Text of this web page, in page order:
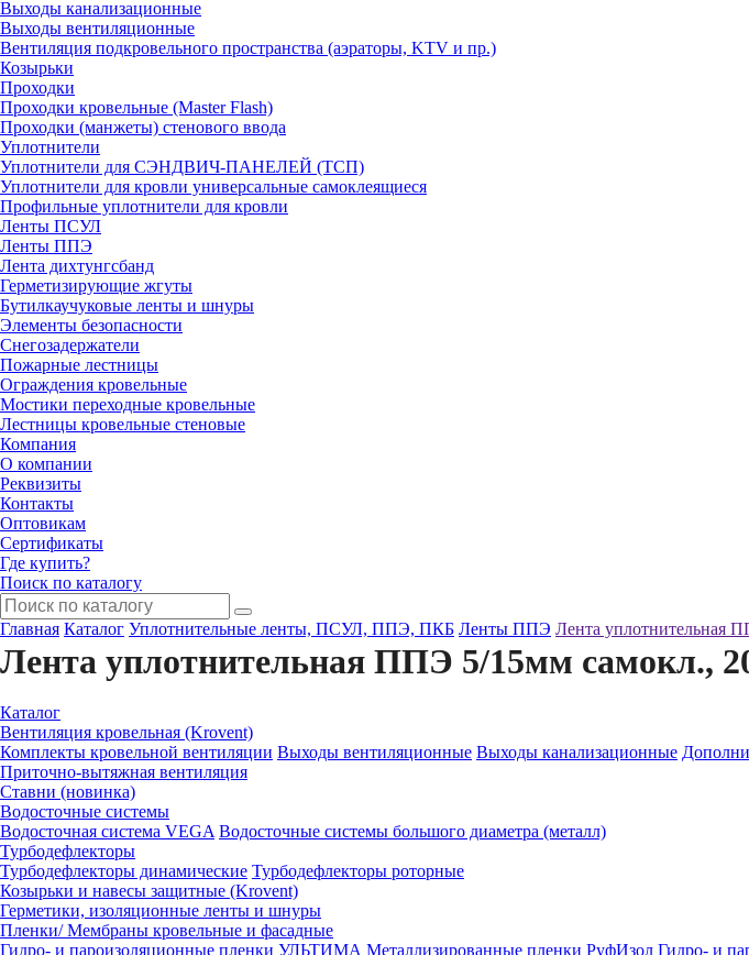
Выходы канализационные
Выходы вентиляционные
Вентиляция подкровельного пространства (аэраторы, KTV и пр.)
Козырьки
Проходки
Проходки кровельные (Master Flash)
Проходки (манжеты) стенового ввода
Уплотнители
Уплотнители для СЭНДВИЧ-ПАНЕЛЕЙ (ТСП)
Уплотнители для кровли универсальные самоклеящиеся
Профильные уплотнители для кровли
Ленты ПСУЛ
Ленты ППЭ
Лента дихтунгсбанд
Герметизирующие жгуты
Бутилкаучуковые ленты и шнуры
Элементы безопасности
Снегозадержатели
Пожарные лестницы
Ограждения кровельные
Мостики переходные кровельные
Лестницы кровельные стеновые
Компания
О компании
Реквизиты
Контакты
Оптовикам
Сертификаты
Где купить?
Поиск по каталогу
Главная Каталог Уплотнительные ленты, ПСУЛ, ППЭ, ПКБ Ленты ППЭ Лента уплотнительная
Лента уплотнительная ППЭ 5/15мм самокл.,
Каталог
Вентиляция кровельная (Krovent)
Комплекты кровельной вентиляции Выходы вентиляционные Выходы канализационные
Приточно-вытяжная вентиляция
Ставни (новинка)
Водосточные системы
Водосточная система VEGA Водосточные системы большого диаметра (металл)
Турбодефлекторы
Турбодефлекторы динамические Турбодефлекторы роторные
Козырьки и навесы защитные (Krovent)
Герметики, изоляционные ленты и шнуры
Пленки/ Мембраны кровельные и фасадные
Гидро- и пароизоляционные пленки УЛЬТИМА Металлизированные пленки РуфИзол Гидро- и